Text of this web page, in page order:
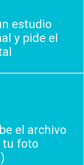
estudio
y pide el
el archivo
tu foto